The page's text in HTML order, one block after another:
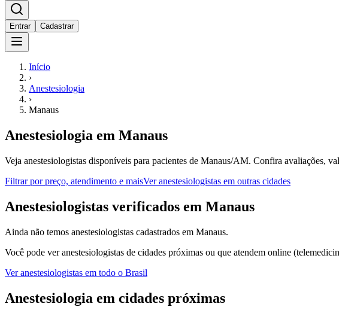
Entrar Cadastrar
Início
›
Anestesiologia
›
Manaus
Anestesiologia em Manaus
Veja anestesiologistas disponíveis para pacientes de Manaus/AM. Confira avaliações,
Filtrar por preço, atendimento e maisVeranestesiologistas em outras cidades
Anestesiologistas verificados em Manaus
Ainda não temos anestesiologistas cadastrados em Manaus.
Você pode veranestesiologistas de cidades próximas ou que atendem online
Veranestesiologistas em todo o Brasil
Anestesiologia em cidades próximas